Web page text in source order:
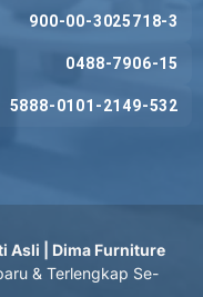
900-00-3025718-3
0488-7906-15
5888-0101-2149-532
Asli | Dima Furniture
& Terlengkap Se-